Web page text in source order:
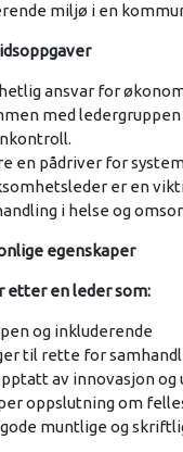
miljø i en
ansvar for
med
en pådriver for
er en
i helse og
egenskaper
etter en leder som:
og inkluderende
til rette for
av innovasjon
oppslutning om
gode muntlige og